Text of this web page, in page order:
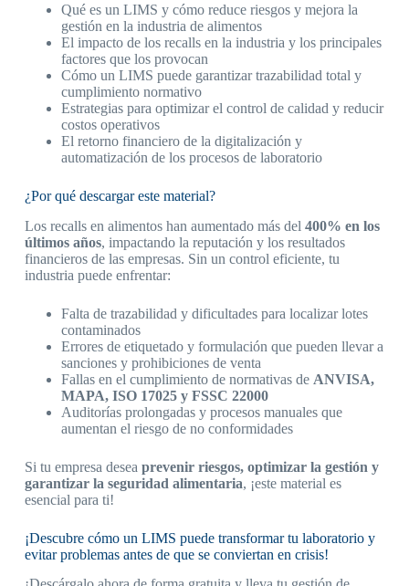
Qué es un LIMS y cómo reduce riesgos y mejora la
gestión en la industria de alimentos
El impacto de los recalls en la industria y los principales
factores que los provocan
Cómo un LIMS puede garantizar trazabilidad total y
cumplimiento normativo
Estrategias para optimizar el control de calidad y reducir
costos operativos
El retorno financiero de la digitalización y
automatización de los procesos de laboratorio
¿Por qué descargar este material?
Los recalls en alimentos han aumentado más del 400% en los
últimos años, impactando la reputación y los resultados
financieros de las empresas. Sin un control eficiente, tu
industria puede enfrentar:
Falta de trazabilidad y dificultades para localizar lotes
contaminados
Errores de etiquetado y formulación que pueden llevar a
sanciones y prohibiciones de venta
Fallas en el cumplimiento de normativas de ANVISA,
MAPA, ISO 17025 y FSSC 22000
Auditorías prolongadas y procesos manuales que
aumentan el riesgo de no conformidades
Si tu empresa desea prevenir riesgos, optimizar la gestión y
garantizar la seguridad alimentaria, ¡este material es
esencial para ti!
¡Descubre cómo un LIMS puede transformar tu laboratorio y
evitar problemas antes de que se conviertan en crisis!